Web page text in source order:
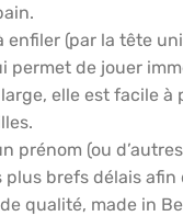
enfiler (par la tête
permet de jouer
elle est facile
prénom (ou
brefs délais afin
qualité, made in